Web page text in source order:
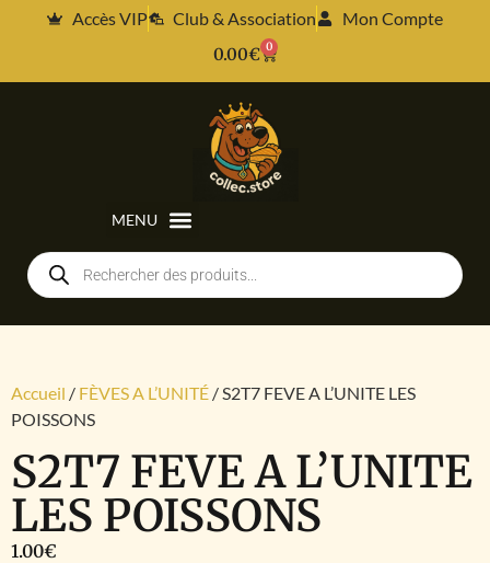
Accès VIP Club & Association
Mon Compte
0.00€ 0
Accueil / FÈVES A L’UNITÉ / S2T7 FEVE A L’UNITE LES
POISSONS
S2T7 FEVE A L’UNITE
LES POISSONS
1.00€